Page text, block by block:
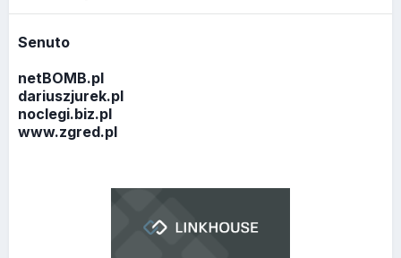
Senuto
netBOMB.pl
dariuszjurek.pl
noclegi.biz.pl
www.zgred.pl